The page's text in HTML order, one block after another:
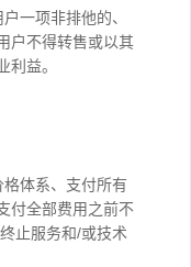
一项非排他的、
户不得转售或以其
益。
体系、支付所有
付全部费用之前不
止服务和/或技术